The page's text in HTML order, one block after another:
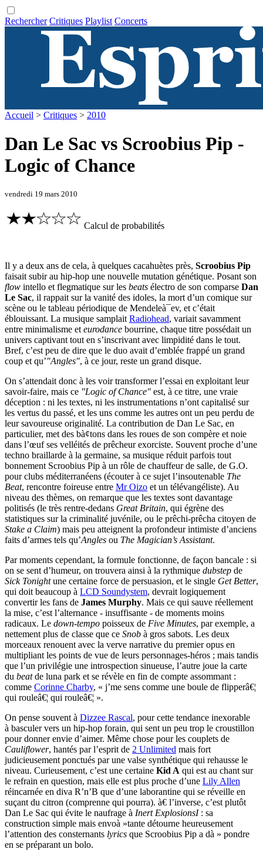
Rechercher Critiques Playlist Concerts
Accueil > Critiques > 2010
Dan Le Sac vs Scroobius Pip -
Logic of Chance
vendredi 19 mars 2010
Calcul de probabilités
Il y a deux ans de cela, à quelques cacahuètes près, Scroobius Pip
faisait subir au hip-hop une nouvelle mutation génétique. Posant son
flow intello et flegmatique sur les beats électro de son comparse Dan
Le Sac, il rappait sur la vanité des idoles, la mort d’un comique sur
scène ou le tableau périodique de Mendeleà¯ev, et c’était
éblouissant. La musique samplait Radiohead, variait savamment
entre minimalisme et eurodance bourrine, chaque titre possédait un
univers captivant tout en s’inscrivant avec limpidité dans le tout.
Bref, c’est peu de dire que le duo avait d’emblée frappé un grand
coup et qu’"Angles", à ce jour, reste un grand disque.
On s’attendait donc à les voir transformer l’essai en exploitant leur
savoir-faire, mais ce "Logic of Chance" est, à ce titre, une vraie
déception : ni les textes, ni les instrumentations n’ont capitalisé sur
les vertus du passé, et les uns comme les autres ont un peu perdu de
leur savoureuse originalité. La contribution de Dan Le Sac, en
particulier, met des bà¢tons dans les roues de son compère et noie
dans l’œuf ses velléités de prêcheur exorciste. Souvent proche d’une
techno braillarde à la germaine, sa musique réduit parfois tout
bonnement Scroobius Pip à un rôle de chauffeur de salle, de G.O.
pour clubs méditerranéens (écouter à ce sujet l’insoutenable The
Beat, rencontre foireuse entre Mr Oizo et un télévangéliste). Au
niveau des thèmes, on remarque que les textes sont davantage
politisés (le très rentre-dedans Great Britain, qui égrène des
statistiques sur la criminalité juvénile, ou le prêchi-prêcha citoyen de
Stake a Claim) mais peu atteignent la profondeur intimiste d’anciens
faits d’armes tels qu’Angles ou The Magician’s Assistant.
Par moments cependant, la formule fonctionne, de façon bancale : si
on se sent d’humeur, on trouvera ainsi à la rythmique dubstep de
Sick Tonightune certaine force de persuasion, et le single Get Better,
qui doit beaucoup à LCD Soundystem, devrait logiquement
convertir les fans de James Murphy. Mais ce qui sauve réellement
la mise, c’est l’alternance - insuffisante - de moments moins
radicaux. Le down-tempo poisseux de Five Minutes, par exemple, a
nettement plus de classe que ce Snob à gros sabots. Les deux
morceaux renouent avec la verve narrative du premier opus en
multipliant les points de vue de leurs personnages-héros ; mais tandis
que l’un privilégie une introspection sinueuse, l’autre joue la carte
du beatde luna park et se révèle en fin de compte assommant :
comme Corinne Charby, « j’me sens comme une boule de flipperâ€¦
qui rouleâ€¦ qui rouleâ€¦ ».
On pense souvent à Dizzee Rascal, pour cette tendance inexorable
à basculer vers un hip-hop forain, qui sent un peu trop le croustillon
pour donner envie d’aimer. Même chose pour les couplets de
Cauliflower, hantés par l’esprit de 2 Unlimited mais fort
judicieusement ponctués par une valse synthétique qui rehausse le
niveau. Curieusement, c’est une certaine Kid A qui est au chant sur
le refrain en question, mais elle est plus proche d’une Lily Allen
réincarnée en diva R’n’B que d’une laborantine qui se réveille en
suçant du citron (comprenne qui pourra). à€ l’inverse, c’est plutôt
Dan Le Sac qui évite le naufrage à Inert ExplosionsI: sa
construction simple mais envoà »tante détourne heureusement
l’attention des consternants lyrics que Scroobius Pip a dà » pondre
en se préparant un bolo.